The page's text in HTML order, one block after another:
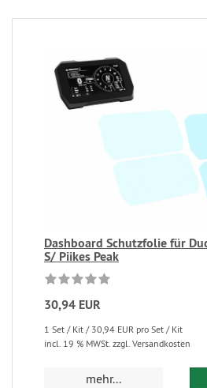
Dashboard Schutzfolie für
S/ Piikes Peak
30,94 EUR
1 Set / Kit / 30,94 EUR pro Set / Kit
incl. 19 % MWSt. zzgl. Versandkosten
mehr...